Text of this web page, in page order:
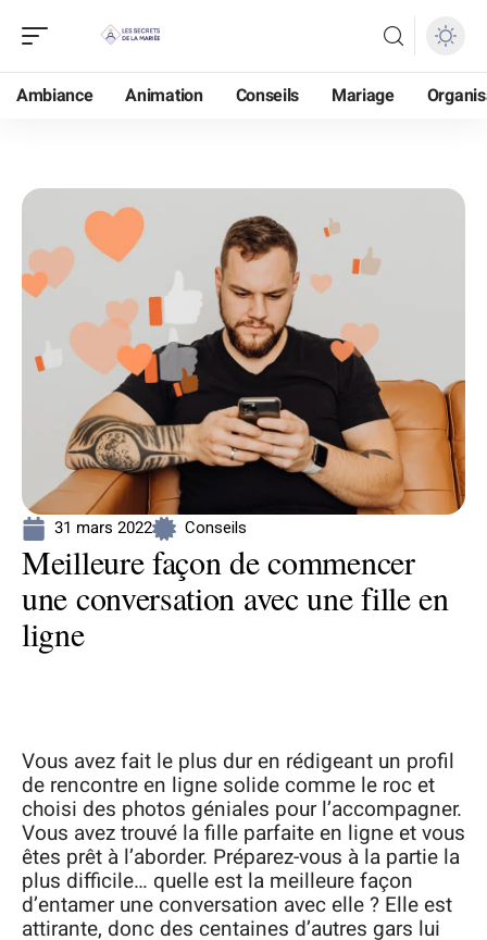
Ambiance Animation Conseils Mariage
31 mars 2022 Conseils
Meilleure façon de commencer
une conversation avec une fille en
ligne
Vous avez fait le plus dur en rédigeant un profil
de rencontre en ligne solide comme le roc et
choisi des photos géniales pour l’accompagner.
Vous avez trouvé la fille parfaite en ligne et vous
êtes prêt à l’aborder. Préparez-vous à la partie la
plus difficile… quelle est la meilleure façon
d’entamer une conversation avec elle ? Elle est
attirante, donc des centaines d’autres gars lui